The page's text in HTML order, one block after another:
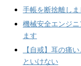
手帳を断捨離しま
機械安全エンジ
ます
【自戒】耳の痛
といけない